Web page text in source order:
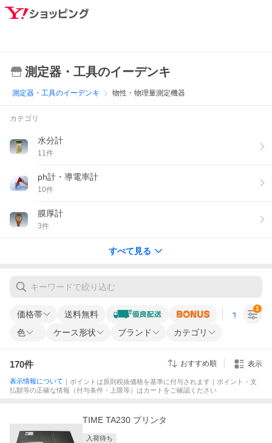
測定器・工具のイーデンキ
測定器・工具のイーデンキ 物性・物理量測定機器
カテゴリ
水分計
11件
ph計・導電率計
10件
膜厚計
3件
すべて見る
価格帯 送料無料 すべての条
色 ケース形状 ブランド カテゴリ
1
170件 おすすめ順 表示
表示情報について ｜ポイントは原則税抜価格を基準に付与されます｜ポイント・支
払額等の正確な情報（付与条件・上限等）はカートをご確認ください
TIME TA230 プリンタ
入荷待ち